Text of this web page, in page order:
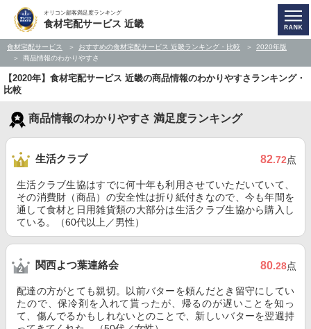
オリコン顧客満足度ランキング
食材宅配サービス 近畿
食材宅配サービス おすすめの食材宅配サービス 近畿ランキング・比較
2020年版
商品情報のわかりやすさ
【2020年】食材宅配サービス 近畿の商品情報のわかりやすさランキング・
比較
商品情報のわかりやすさ 満足度ランキング
生活クラブ 82.72点
生活クラブ生協はすでに何十年も利用させていただいていて、
その消費財（商品）の安全性は折り紙付きなので、今も年間を
通して食材と日用雑貨類の大部分は生活クラブ生協から購入し
ている。（60代以上／男性）
関西よつ葉連絡会 80.28点
配達の方がとても親切。以前バターを頼んだとき留守にしてい
たので、保冷剤を入れて貰ったが、帰るのが遅いことを知っ
て、傷んでるかもしれないとのことで、新しいバターを翌週持